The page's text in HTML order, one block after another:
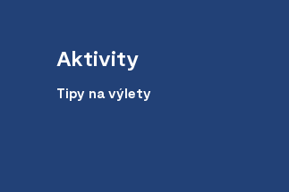
Aktivity
Tipy na výlety